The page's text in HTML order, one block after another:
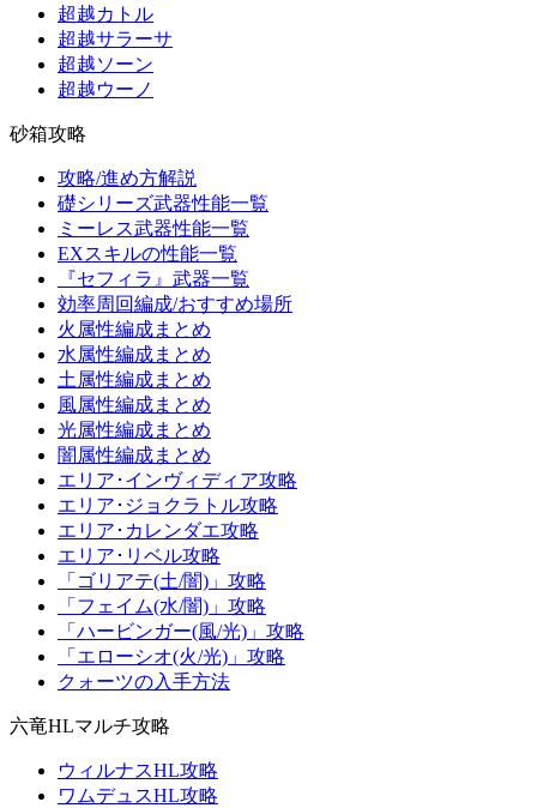
超越カトル
超越サラーサ
超越ソーン
超越ウーノ
砂箱攻略
攻略/進め方解説
礎シリーズ武器性能一覧
ミーレス武器性能一覧
EXスキルの性能一覧
『セフィラ』武器一覧
効率周回編成/おすすめ場所
火属性編成まとめ
水属性編成まとめ
土属性編成まとめ
風属性編成まとめ
光属性編成まとめ
闇属性編成まとめ
エリア･インヴィディア攻略
エリア･ジョクラトル攻略
エリア･カレンダエ攻略
エリア･リベル攻略
「ゴリアテ(土/闇)」攻略
「フェイム(水/闇)」攻略
「ハービンガー(風/光)」攻略
「エローシオ(火/光)」攻略
クォーツの入手方法
六竜HLマルチ攻略
ウィルナスHL攻略
ワムデュスHL攻略